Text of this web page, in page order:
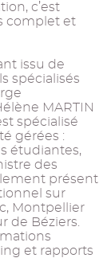
c’est
complet et
issu de
spécialisés
MARTIN
spécialisé
gérées :
étudiantes,
des
présent
sur
Montpellier
de Béziers.
et rapports